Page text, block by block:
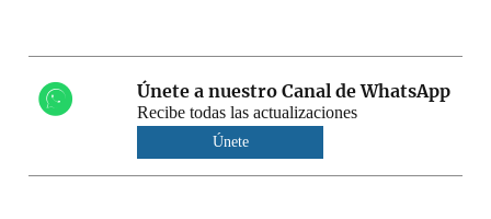
Únete a nuestro Canal de WhatsApp
Recibe todas las actualizaciones
Únete